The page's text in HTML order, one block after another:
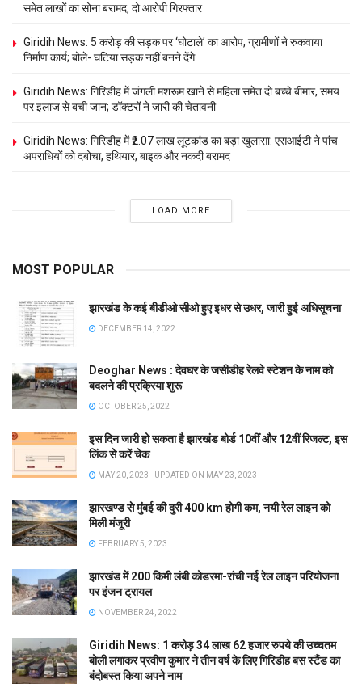
समेत लाखों का सोना बरामद, दो आरोपी गिरफ्तार
Giridih News: 5 करोड़ की सड़क पर ‘घोटाले’ का आरोप, ग्रामीणों ने रुकवाया
निर्माण कार्य; बोले- घटिया सड़क नहीं बनने देंगे
Giridih News: गिरिडीह में जंगली मशरूम खाने से महिला समेत दो बच्चे बीमार, समय
पर इलाज से बची जान; डॉक्टरों ने जारी की चेतावनी
Giridih News: गिरिडीह में ₹2.07 लाख लूटकांड का बड़ा खुलासा: एसआईटी ने पांच
अपराधियों को दबोचा, हथियार, बाइक और नकदी बरामद
LOAD MORE
MOST POPULAR
झारखंड के कई बीडीओ सीओ हुए इधर से उधर, जारी हुई अधिसूचना
DECEMBER 14, 2022
Deoghar News : देवघर के जसीडीह रेलवे स्टेशन के नाम को
बदलने की प्रक्रिया शुरू
OCTOBER 25, 2022
इस दिन जारी हो सकता है झारखंड बोर्ड 10वीं और 12वीं रिजल्ट, इस
लिंक से करें चेक
MAY 20, 2023 - UPDATED ON MAY 23, 2023
झारखण्ड से मुंबई की दुरी 400 km होगी कम, नयी रेल लाइन को
मिली मंजूरी
FEBRUARY 5, 2023
झारखंड में 200 किमी लंबी कोडरमा-रांची नई रेल लाइन परियोजना
पर इंजन ट्रायल
NOVEMBER 24, 2022
Giridih News: 1 करोड़ 34 लाख 62 हजार रुपये की उच्चतम
बोली लगाकर प्रवीण कुमार ने तीन वर्ष के लिए गिरिडीह बस स्टैंड का
बंदोबस्त किया अपने नाम